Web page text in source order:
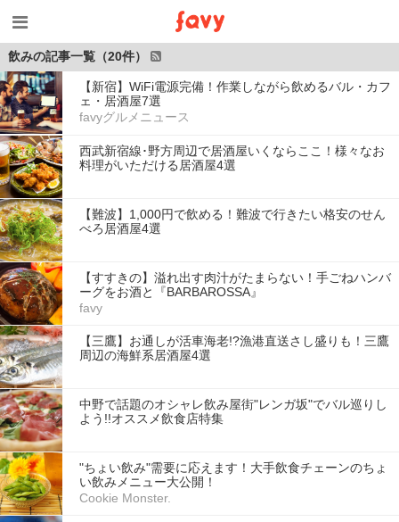
飲みの記事一覧（20件）
【新宿】WiFi電源完備！作業しながら飲めるバル・カフ
ェ・居酒屋7選
favyグルメニュース
西武新宿線･野方周辺で居酒屋いくならここ！様々なお
料理がいただける居酒屋4選
【難波】1,000円で飲める！難波で行きたい格安のせん
べろ居酒屋4選
【すすきの】溢れ出す肉汁がたまらない！手ごねハンバ
ーグをお酒と『BARBAROSSA』
favy
【三鷹】お通しが活車海老!?漁港直送さし盛りも！三鷹
周辺の海鮮系居酒屋4選
中野で話題のオシャレ飲み屋街"レンガ坂"でバル巡りし
よう!!オススメ飲食店特集
"ちょい飲み"需要に応えます！大手飲食チェーンのちょ
い飲みメニュー大公開！
Cookie Monster.